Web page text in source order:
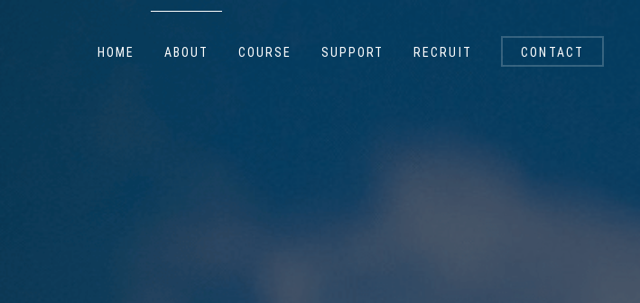
HOME ABOUT COURSE SUPPORT RECRUIT CONTACT